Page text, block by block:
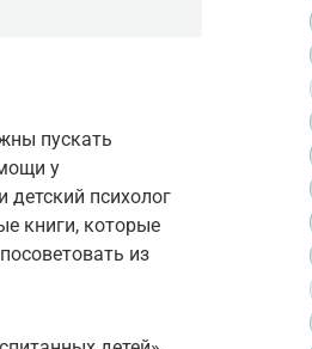
пускать
у
психолог
книги, которые
из